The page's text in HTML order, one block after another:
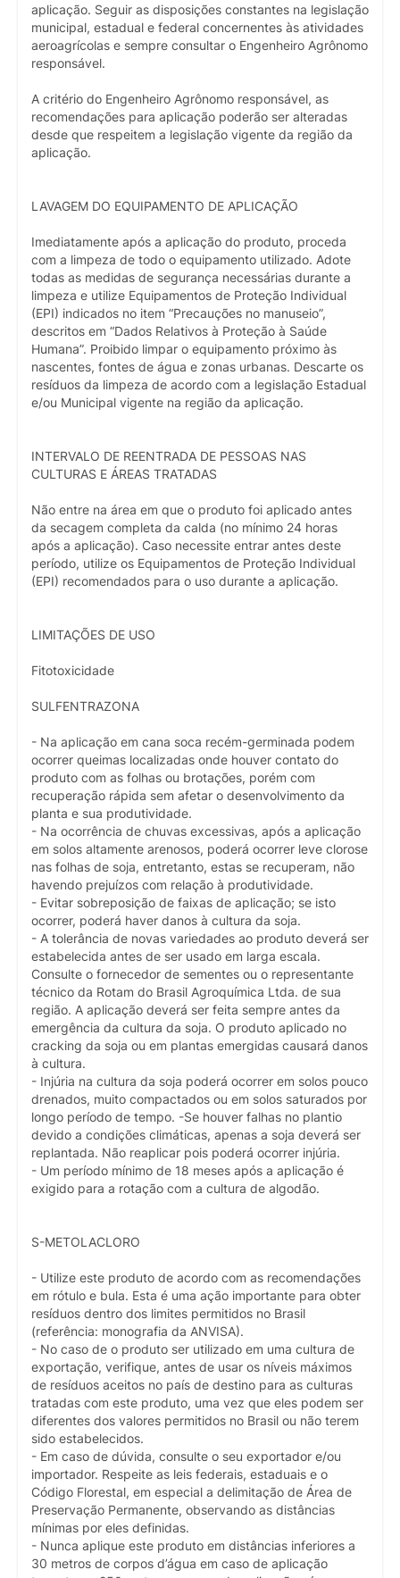
aplicação. Seguir as disposições constantes na legislação
municipal, estadual e federal concernentes às atividades
aeroagrícolas e sempre consultar o Engenheiro Agrônomo
responsável.
A critério do Engenheiro Agrônomo responsável, as
recomendações para aplicação poderão ser alteradas
desde que respeitem a legislação vigente da região da
aplicação.
LAVAGEM DO EQUIPAMENTO DE APLICAÇÃO
Imediatamente após a aplicação do produto, proceda
com a limpeza de todo o equipamento utilizado. Adote
todas as medidas de segurança necessárias durante a
limpeza e utilize Equipamentos de Proteção Individual
(EPI) indicados no item “Precauções no manuseio”,
descritos em “Dados Relativos à Proteção à Saúde
Humana”. Proibido limpar o equipamento próximo às
nascentes, fontes de água e zonas urbanas. Descarte os
resíduos da limpeza de acordo com a legislação Estadual
e/ou Municipal vigente na região da aplicação.
INTERVALO DE REENTRADA DE PESSOAS NAS
CULTURAS E ÁREAS TRATADAS
Não entre na área em que o produto foi aplicado antes
da secagem completa da calda (no mínimo 24 horas
após a aplicação). Caso necessite entrar antes deste
período, utilize os Equipamentos de Proteção Individual
(EPI) recomendados para o uso durante a aplicação.
LIMITAÇÕES DE USO
Fitotoxicidade
SULFENTRAZONA
- Na aplicação em cana soca recém-germinada podem
ocorrer queimas localizadas onde houver contato do
produto com as folhas ou brotações, porém com
recuperação rápida sem afetar o desenvolvimento da
planta e sua produtividade.
- Na ocorrência de chuvas excessivas, após a aplicação
em solos altamente arenosos, poderá ocorrer leve clorose
nas folhas de soja, entretanto, estas se recuperam, não
havendo prejuízos com relação à produtividade.
- Evitar sobreposição de faixas de aplicação; se isto
ocorrer, poderá haver danos à cultura da soja.
- A tolerância de novas variedades ao produto deverá ser
estabelecida antes de ser usado em larga escala.
Consulte o fornecedor de sementes ou o representante
técnico da Rotam do Brasil Agroquímica Ltda. de sua
região. A aplicação deverá ser feita sempre antes da
emergência da cultura da soja. O produto aplicado no
cracking da soja ou em plantas emergidas causará danos
à cultura.
- Injúria na cultura da soja poderá ocorrer em solos pouco
drenados, muito compactados ou em solos saturados por
longo período de tempo. -Se houver falhas no plantio
devido a condições climáticas, apenas a soja deverá ser
replantada. Não reaplicar pois poderá ocorrer injúria.
- Um período mínimo de 18 meses após a aplicação é
exigido para a rotação com a cultura de algodão.
S-METOLACLORO
- Utilize este produto de acordo com as recomendações
em rótulo e bula. Esta é uma ação importante para obter
resíduos dentro dos limites permitidos no Brasil
(referência: monografia da ANVISA).
- No caso de o produto ser utilizado em uma cultura de
exportação, verifique, antes de usar os níveis máximos
de resíduos aceitos no país de destino para as culturas
tratadas com este produto, uma vez que eles podem ser
diferentes dos valores permitidos no Brasil ou não terem
sido estabelecidos.
- Em caso de dúvida, consulte o seu exportador e/ou
importador. Respeite as leis federais, estaduais e o
Código Florestal, em especial a delimitação de Área de
Preservação Permanente, observando as distâncias
mínimas por eles definidas.
- Nunca aplique este produto em distâncias inferiores a
30 metros de corpos d’água em caso de aplicação